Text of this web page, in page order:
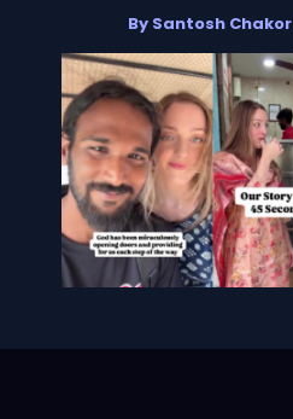
By Santosh Chakor